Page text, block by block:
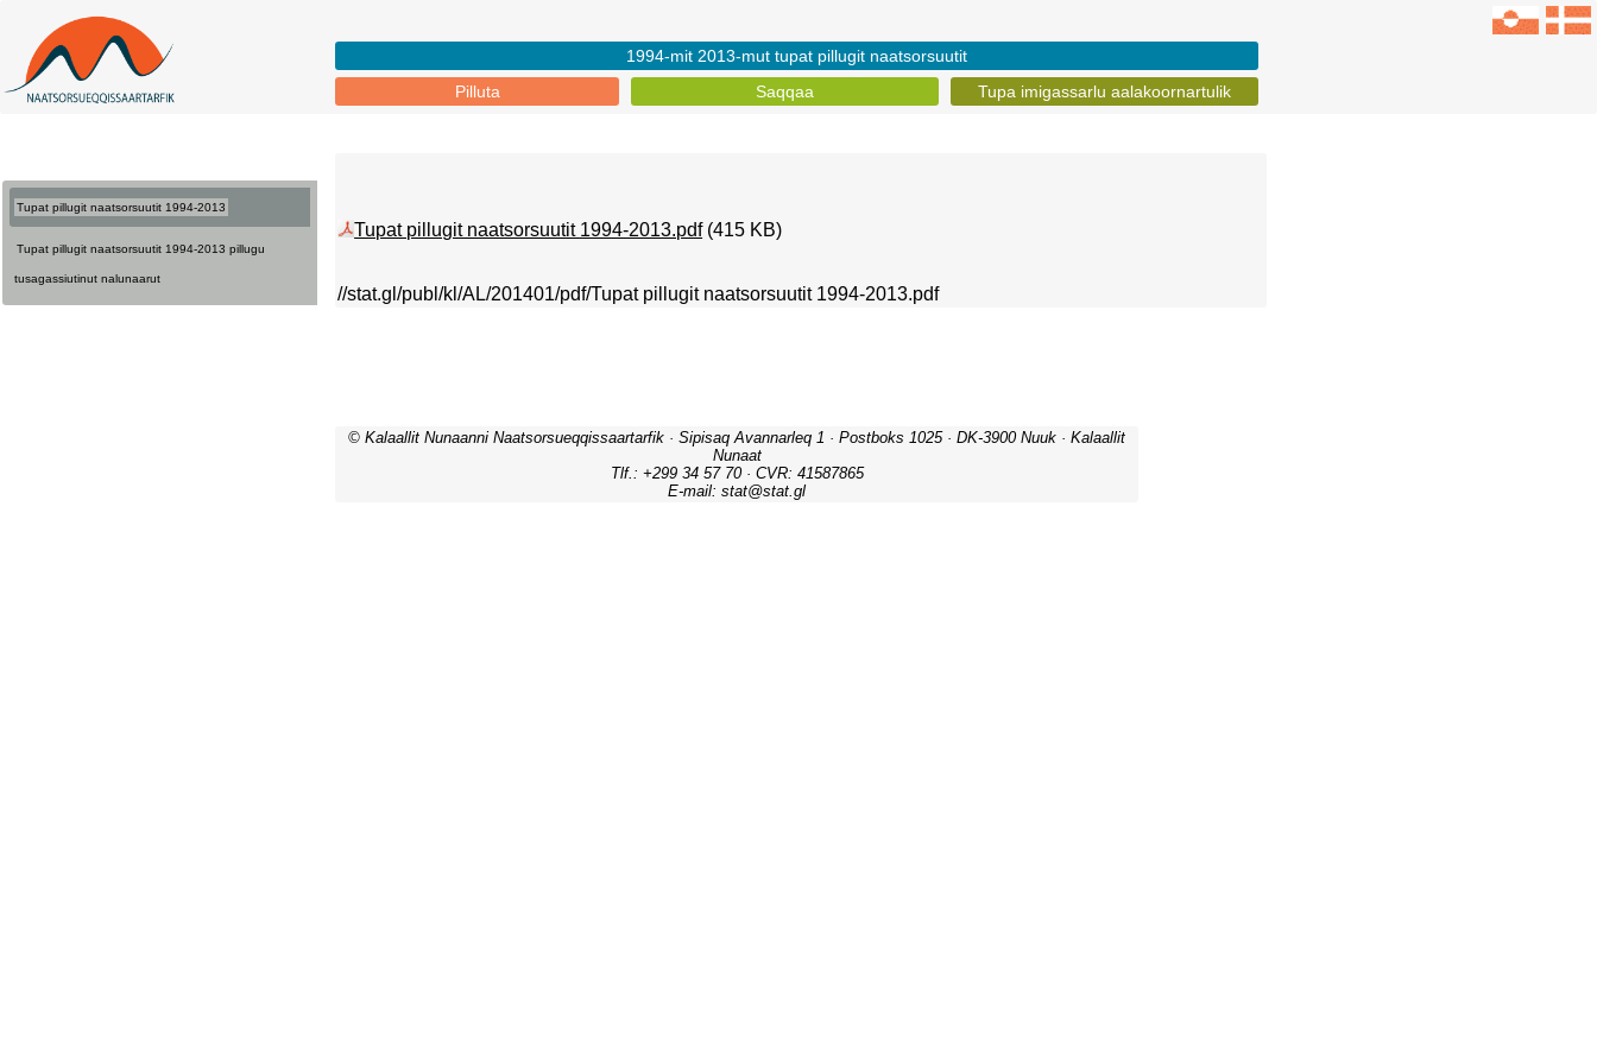
Pilluta Saqqaa Tupa imigassarlu aalakoornartulik
1994-mit 2013-mut tupat pillugit naatsorsuutit
Tupat pillugit naatsorsuutit 1994-2013
Tupat pillugit naatsorsuutit 1994-2013 pillugu
tusagassiutinut nalunaarut
Tupat pillugit naatsorsuutit 1994-2013.pdf(415 KB)
//stat.gl/publ/kl/AL/201401/pdf/Tupat pillugit naatsorsuutit 1994-2013.pdf
© Kalaallit Nunaanni Naatsorsueqqissaartarfik · Sipisaq Avannarleq 1 · Postboks 1025 · DK-3900 Nuuk · Kalaallit
Nunaat
Tlf.: +299 34 57 70 · CVR: 41587865
E-mail: stat@stat.gl